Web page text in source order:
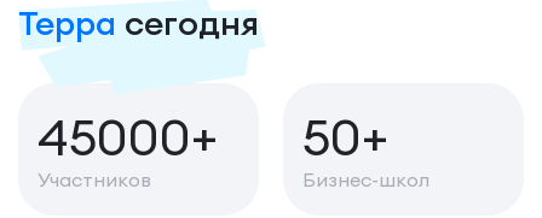
Терра сегодня
45000+
Участников
50+
Бизнес-школ